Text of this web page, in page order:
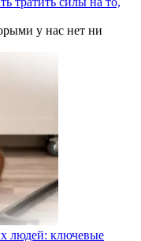
у нас нет ни
людей: ключевые